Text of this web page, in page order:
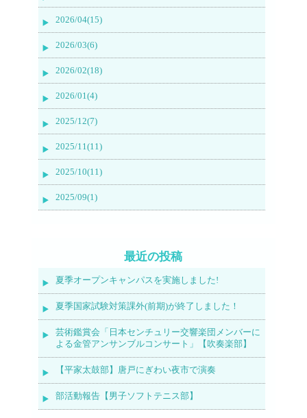
2026/04(15)
2026/03(6)
2026/02(18)
2026/01(4)
2025/12(7)
2025/11(11)
2025/10(11)
2025/09(1)
最近の投稿
夏季オープンキャンパスを実施しました!
夏季国家試験対策課外(前期)が終了しました！
芸術鑑賞会「日本センチュリー交響楽団メンバーに
よる金管アンサンブルコンサート」【吹奏楽部】
【平家太鼓部】唐戸にぎわい夜市で演奏
部活動報告【男子ソフトテニス部】